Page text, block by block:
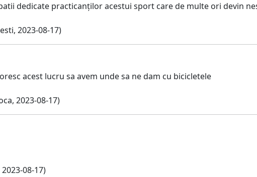
dedicate practicanților acestui sport care de multe ori devin
2023-08-17)
acest lucru sa avem unde sa ne dam cu bicicletele
2023-08-17)
2023-08-17)